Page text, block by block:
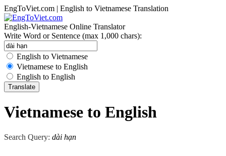
EngToViet.com | English to Vietnamese Translation
English-Vietnamese Online Translator
Write Word or Sentence (max 1,000 chars):
English to Vietnamese
Vietnamese to English
English to English
Vietnamese to English
Search Query: dài hạn